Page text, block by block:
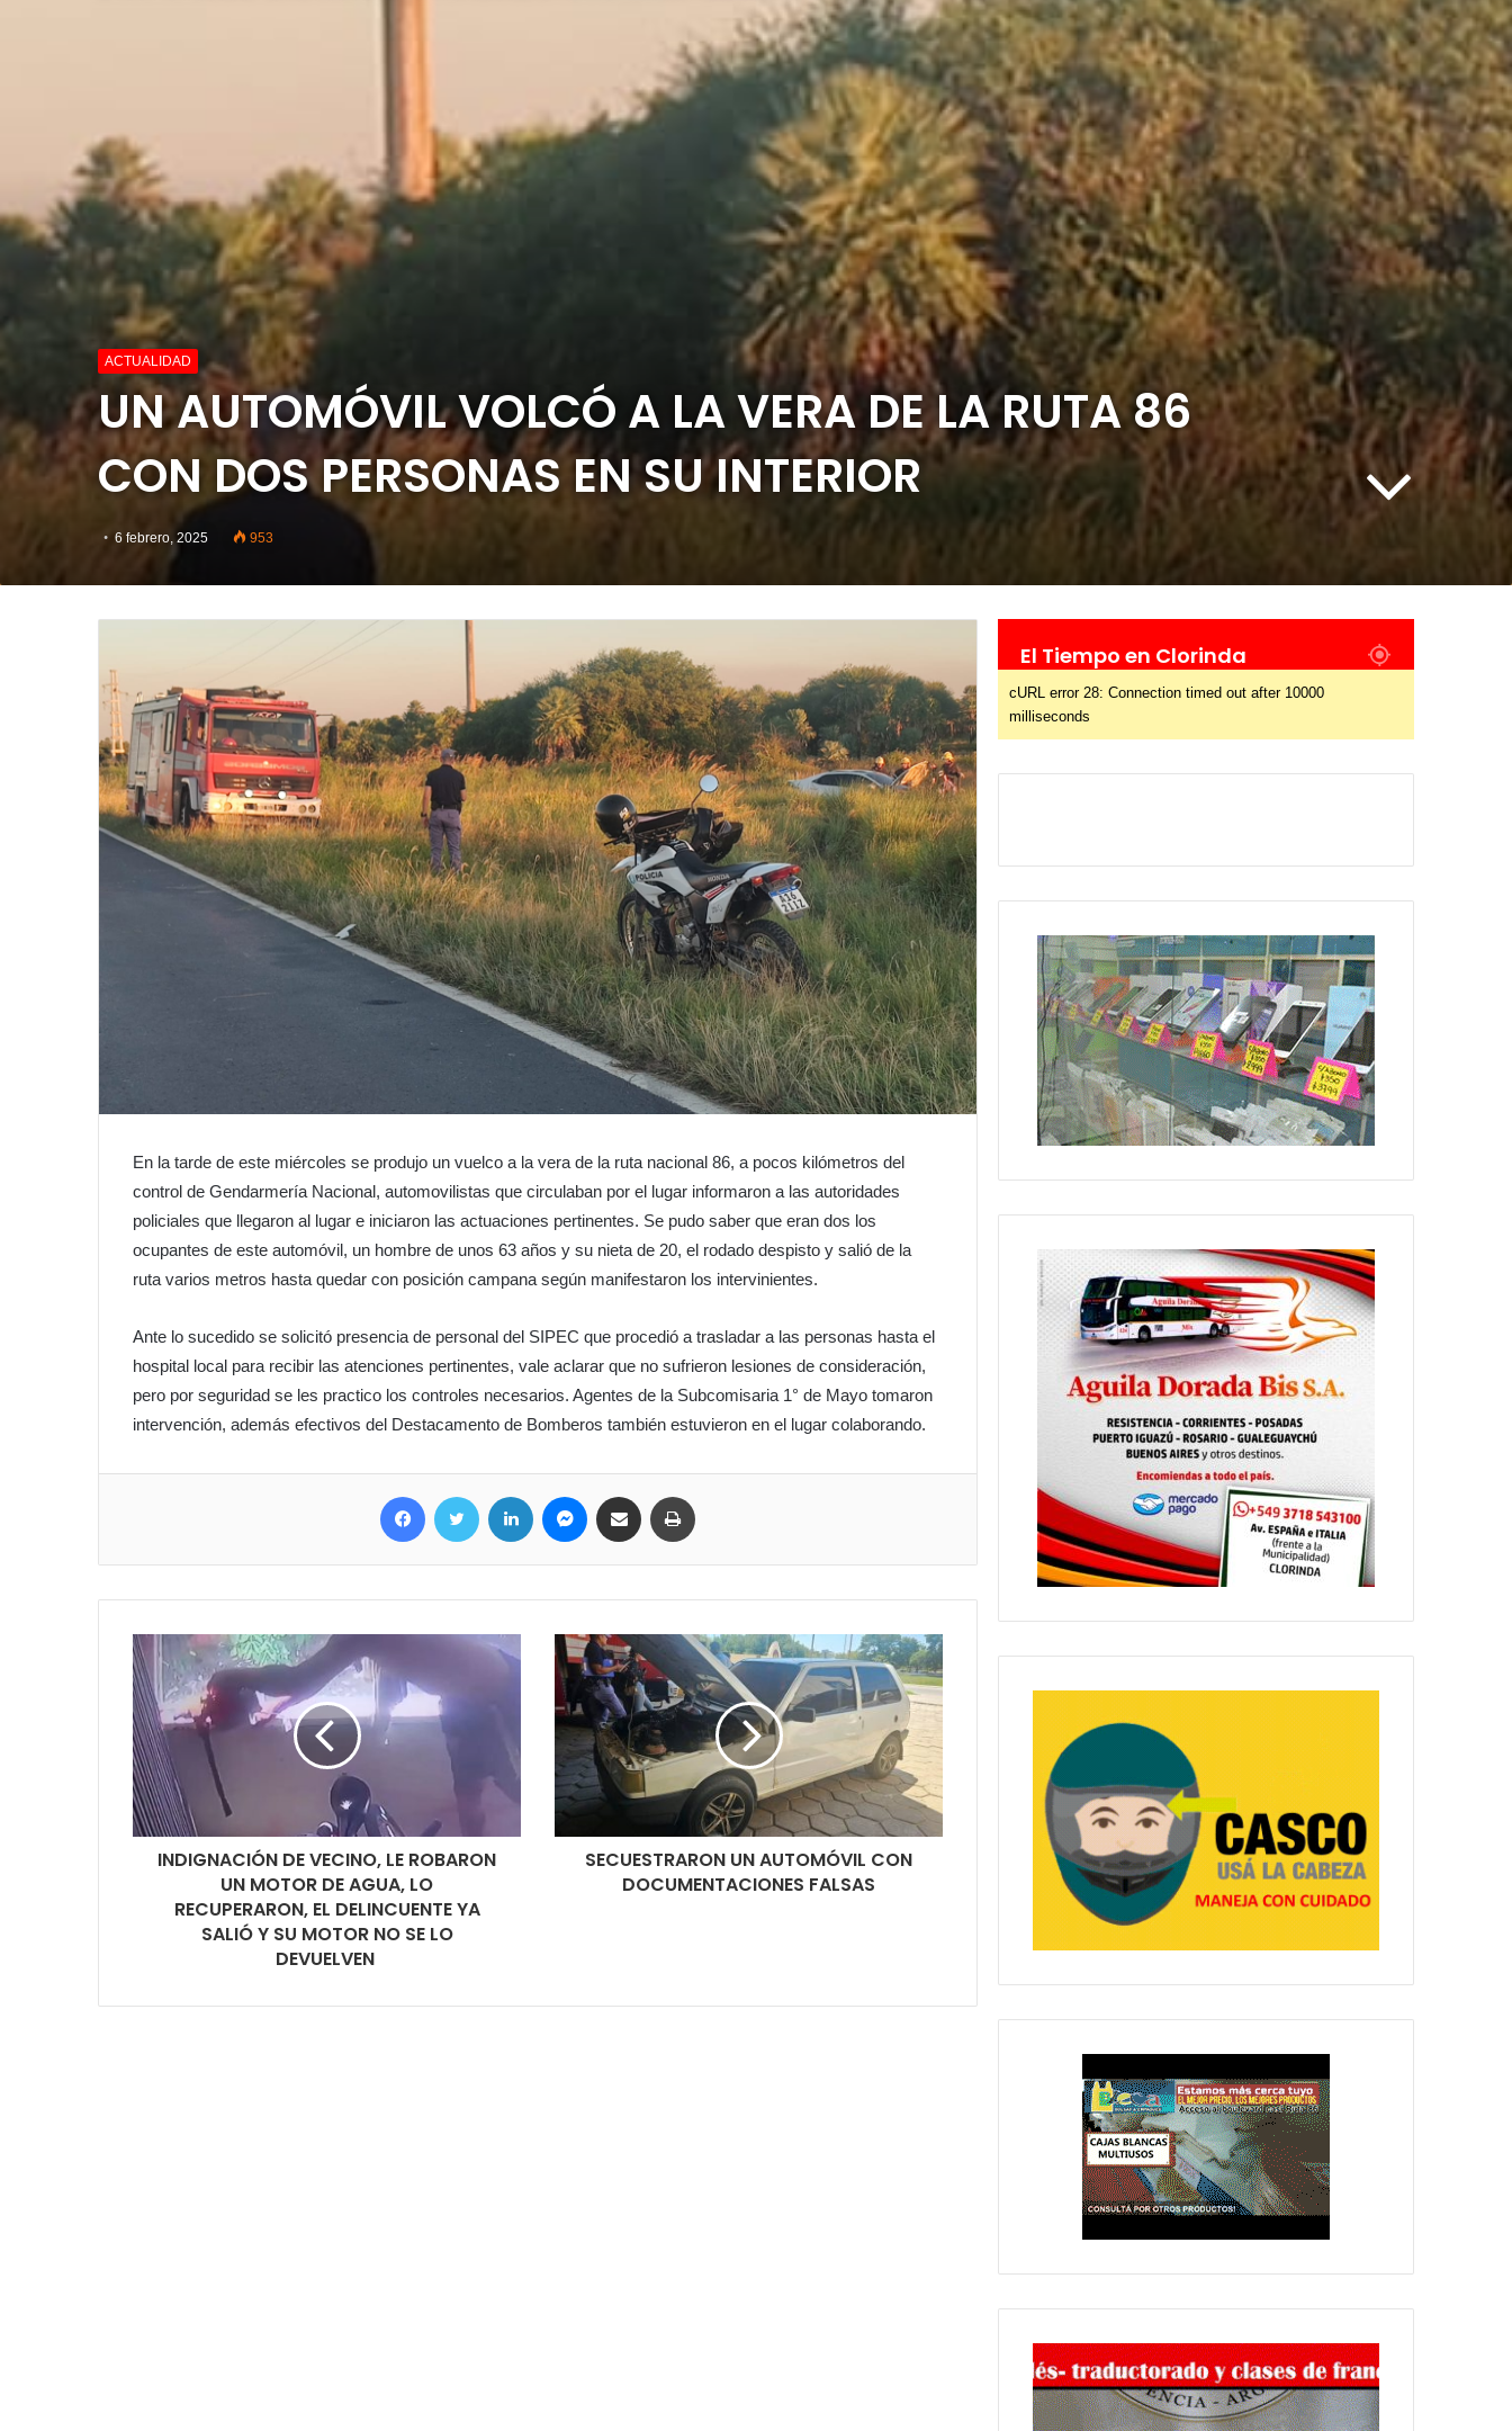
ACTUALIDAD
UN AUTOMÓVIL VOLCÓ A LA VERA DE LA RUTA 86
CON DOS PERSONAS EN SU INTERIOR
6 febrero, 2025 953
En la tarde de este miércoles se produjo un vuelco a la vera de la ruta nacional 86, a pocos kilómetros del
control de Gendarmería Nacional, automovilistas que circulaban por el lugar informaron a las autoridades
policiales que llegaron al lugar e iniciaron las actuaciones pertinentes. Se pudo saber que eran dos los
ocupantes de este automóvil, un hombre de unos 63 años y su nieta de 20, el rodado despisto y salió de la
ruta varios metros hasta quedar con posición campana según manifestaron los intervinientes.
Ante lo sucedido se solicitó presencia de personal del SIPEC que procedió a trasladar a las personas hasta el
hospital local para recibir las atenciones pertinentes, vale aclarar que no sufrieron lesiones de consideración,
pero por seguridad se les practico los controles necesarios. Agentes de la Subcomisaria 1° de Mayo tomaron
intervención, además efectivos del Destacamento de Bomberos también estuvieron en el lugar colaborando.
INDIGNACIÓN DE VECINO, LE ROBARON
UN MOTOR DE AGUA, LO
RECUPERARON, EL DELINCUENTE YA
SALIÓ Y SU MOTOR NO SE LO
DEVUELVEN
SECUESTRARON UN AUTOMÓVIL CON
DOCUMENTACIONES FALSAS
El Tiempo en Clorinda
cURL error 28: Connection timed out after 10000
milliseconds